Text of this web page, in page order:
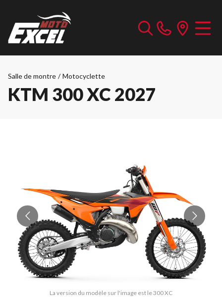
Salle de montre / Motocyclette
KTM 300 XC 2027
La version du modèle sur l'image est le 300 XC